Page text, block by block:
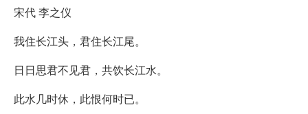
宋代 李之仪
我住长江头，君住长江尾。
日日思君不见君，共饮长江水。
此水几时休，此恨何时已。